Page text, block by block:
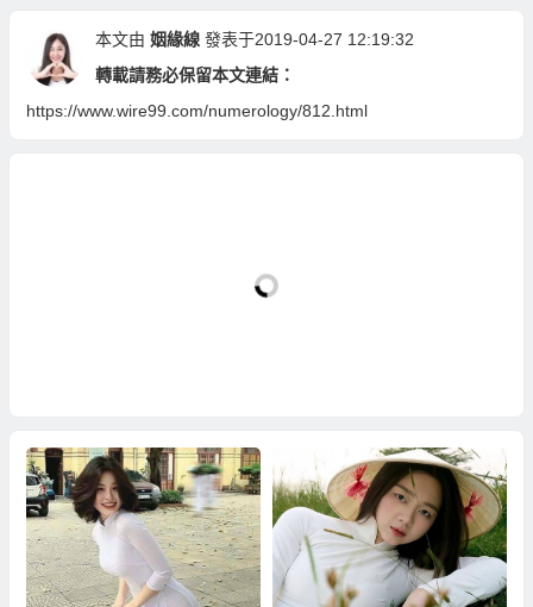
本文由 姻緣線 發表于2019-04-27 12:19:32
轉載請務必保留本文連結：
https://www.wire99.com/numerology/812.html